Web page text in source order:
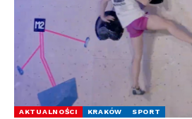
AKTUALNOŚCI KRAKÓW SPORT